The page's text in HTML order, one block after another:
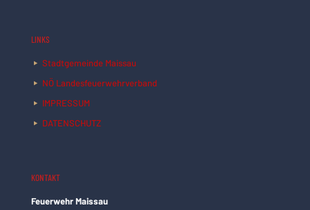
LINKS
Stadtgemeinde Maissau
NÖ Landesfeuerwehrverband
IMPRESSUM
DATENSCHUTZ
KONTAKT
Feuerwehr Maissau